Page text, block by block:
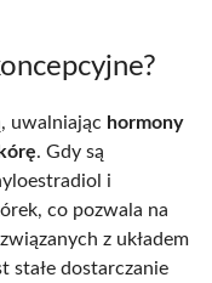
uwalniając hormony
. Gdy są
i
co pozwala na
z układem
stałe dostarczanie